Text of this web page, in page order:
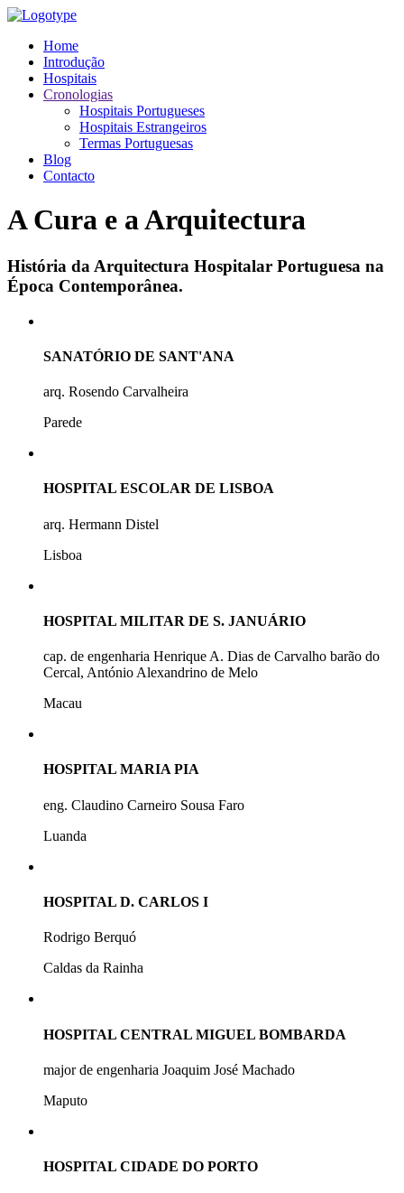
Home
Introdução
Hospitais
Cronologias
Hospitais Portugueses
Hospitais Estrangeiros
Termas Portuguesas
Blog
Contacto
A Cura e a Arquitectura
História da Arquitectura Hospitalar Portuguesa na
Época Contemporânea.
SANATÓRIO DE SANT'ANA
arq. Rosendo Carvalheira
Parede
HOSPITAL ESCOLAR DE LISBOA
arq. Hermann Distel
Lisboa
HOSPITAL MILITAR DE S. JANUÁRIO
cap. de engenharia Henrique A. Dias de Carvalho barão do
Cercal, António Alexandrino de Melo
Macau
HOSPITAL MARIA PIA
eng. Claudino Carneiro Sousa Faro
Luanda
HOSPITAL D. CARLOS I
Rodrigo Berquó
Caldas da Rainha
HOSPITAL CENTRAL MIGUEL BOMBARDA
major de engenharia Joaquim José Machado
Maputo
HOSPITAL CIDADE DO PORTO